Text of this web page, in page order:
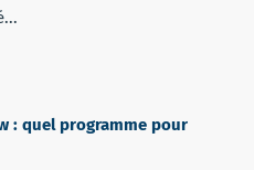
: quel programme pour